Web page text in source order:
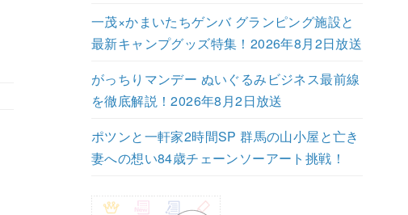
一茂×かまいたちゲンバ グランピング施設と
最新キャンプグッズ特集！2026年8月2日放送
がっちりマンデー ぬいぐるみビジネス最前線
を徹底解説！2026年8月2日放送
ポツンと一軒家2時間SP 群馬の山小屋と亡き
妻への想い84歳チェーンソーアート挑戦！